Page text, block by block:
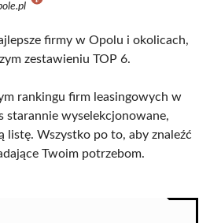
firmy w Opolu i okolicach,
zestawieniu TOP 6.
rankingu firm leasingowych w
starannie wyselekcjonowane,
listę. Wszystko po to, aby znaleźć
Twoim potrzebom.